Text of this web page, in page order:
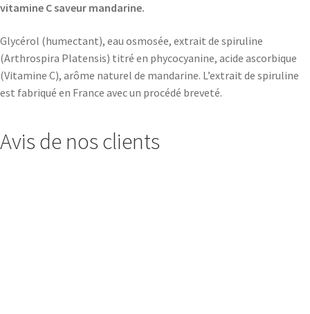
vitamine C saveur mandarine.
Glycérol (humectant), eau osmosée, extrait de spiruline
(Arthrospira Platensis) titré en phycocyanine, acide ascorbique
(Vitamine C), arôme naturel de mandarine. L’extrait de spiruline
est fabriqué en France avec un procédé breveté.
Avis de nos clients